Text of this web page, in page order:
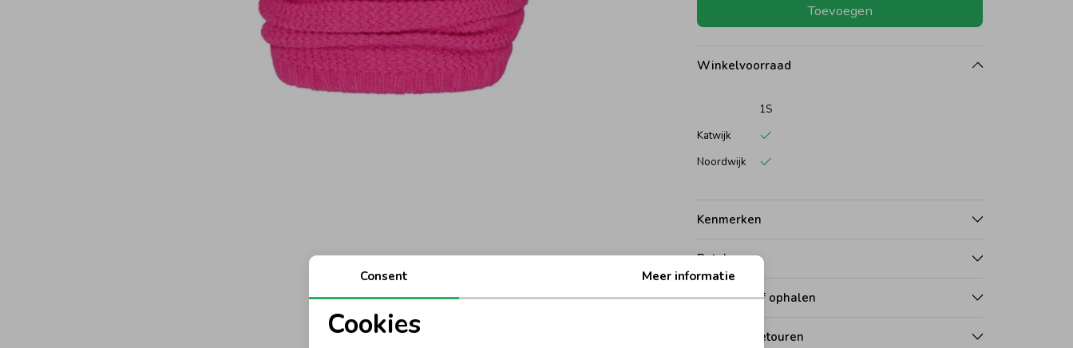
Toevoegen
Winkelvoorraad
1S
Katwijk
Noordwijk
Kenmerken
Betalen
Bezorgen of ophalen
Ruilen en retouren
Noodzakelijke cookies
Consent Meer informatie
Cookies